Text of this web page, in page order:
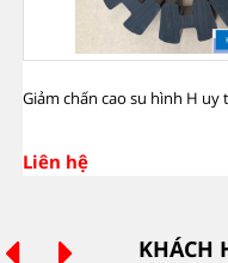
Giảm chấn cao su hình H uy
Liên hệ
KHÁCH